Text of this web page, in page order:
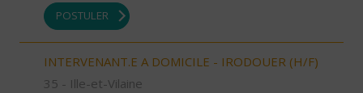
POSTULER
INTERVENANT.E A DOMICILE - IRODOUER (H/F)
35 - Ille-et-Vilaine